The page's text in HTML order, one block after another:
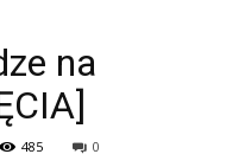
na
485 0